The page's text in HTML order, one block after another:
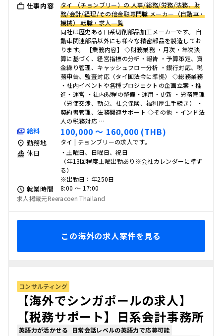
仕事内容
タイ （チョンブリー）の 人事/総務/労務/法務、財
務/会計/経理/その他金融専門職 メーカー（自動車・
機械） 転職・求人一覧
同社は歴史ある日系切削部品加工メーカーです。 自
動車関連部品以外にも様々な精密部品を製造してお
ります。 【業務内容】 ◇財務業務 ・月次・年次決
算に基づく、経営指標の分析・報告 ・予算策定、資
金繰り管理、キャッシュフロー分析 ・銀行対応、税
務申告、監査対応（タイ国法令に準拠） ◇総務業務
・社内イベントや各種プロジェクトの企画立案・推
進・運営 ・社内規程の整備・運用・更新 ・労務管理
（労使交渉、勤怠、社会保険、福利厚生手続き） ・
契約書管理、法務関連サポート ◇その他 ・インド法
人の税務対応 …
給料 100,000 〜 160,000 (THB)
勤務地 タイ | チョンブリーの求人です。
休日
・土曜日、日曜日、祝日
（年13回程度土曜出勤あり※会社カレンダーに準ず
る）
※出勤日：年250日
就業時間
8:00 〜 17:00
求人掲載元Reeracoen Thailand
この海外の求人案件を見る
コンサルティング
【海外でシンガポールの求人】
【税務サポート】日系会計事務所
英語力が活かせる
日常会話レベルの英語力で応募可能